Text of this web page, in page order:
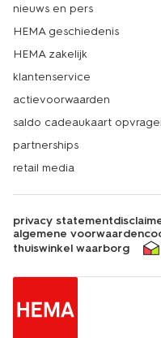
nieuws en pers
HEMA geschiedenis
HEMA zakelijk
klantenservice
actievoorwaarden
saldo cadeaukaart
partnerships
retail media
privacy statement
algemene voorwaarden
thuiswinkel waarborg